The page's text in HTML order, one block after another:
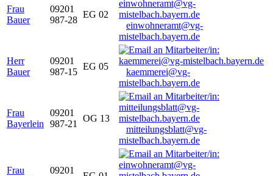
Frau
Bauer
09201
987-28
EG 02
einwohneramt@vg-
mistelbach.bayern.de
Herr
Bauer
09201
987-15
EG 05
kaemmerei@vg-
mistelbach.bayern.de
Frau
Bayerlein
09201
987-21
OG 13
mitteilungsblatt@vg-
mistelbach.bayern.de
Frau
09201